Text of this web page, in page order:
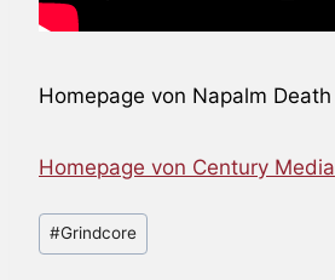
Homepage von Napalm Death
Homepage von Century Media
Schlagworte:
#Grindcore